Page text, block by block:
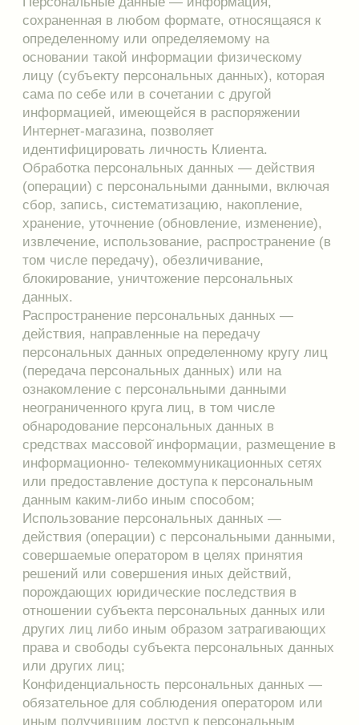
обнародование персональных данных в
средствах массовой̆ информации, размещение в
или предоставление доступа к персональным
данным каким-либо иным способом;
Использование персональных данных —
действия (операции) с персональными данными,
совершаемые оператором в целях принятия
решений или совершения иных действий,
порождающих юридические последствия в
отношении субъекта персональных данных или
других лиц либо иным образом затрагивающих
права и свободы субъекта персональных данных
или других лиц;
Конфиденциальность персональных данных —
обязательное для соблюдения оператором или
иным получившим доступ к персональным
данным лицом требование не допускать их
распространение без согласия субъекта
персональных данных или наличия иного
законного основания.
1.3. Настоящим Положением устанавливается
порядок обработки персональных данных
Клиентов при продаже им Товаров.
1.4. Целью Положения является обеспечение
защиты прав и свобод человека и гражданина
при обработке его персональных данных.
1.5. Персональные данные обрабатываются в
целях, для которых они предоставлялись, в том
числе: идентификации Посетителя сайта,
(личном кабинете), установления обратной
связи, включая направление уведомлений,
запросов, касающихся, оказания услуг,
обработка запросов и заявок от Посетителя
сайта, определения локации Посетителя сайта
для обеспечения безопасности, предотвращения
мошенничества, для других целей в
соответствии с акцептируемой Офертой
Продавца , размещенной в Интернет-магазине
(одной из сторон Публичной оферты является
Клиент ) или с согласия Посетителя сайта.
Интернет магазин собирает данные только в
объеме, необходимом для достижения
1.6. Персональные данные не могут быть
использованы в целях причинения
имущественного и морального вреда гражданам,
затруднения реализации прав и свобод граждан
Российской Федерации.
2. Состав и получение персональных данных
Клиентов
2.1. К персональным данным, сбор и обработку
которых осуществляет Интернет магазин,
относятся: анкетные данные (фамилия, имя,